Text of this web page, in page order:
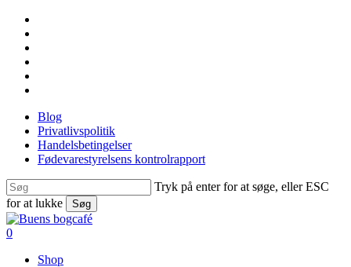
Skip
main
content
Blog
Privatlivspolitik
Handelsbetingelser
Fødevarestyrelsens kontrolrapport
Tryk på enter for at søge, eller ESC
for at lukke
Søg
Close
Search
search
0
Shop